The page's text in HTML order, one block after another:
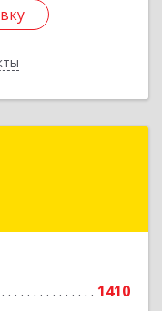
1410
муниципальный
Подробнее